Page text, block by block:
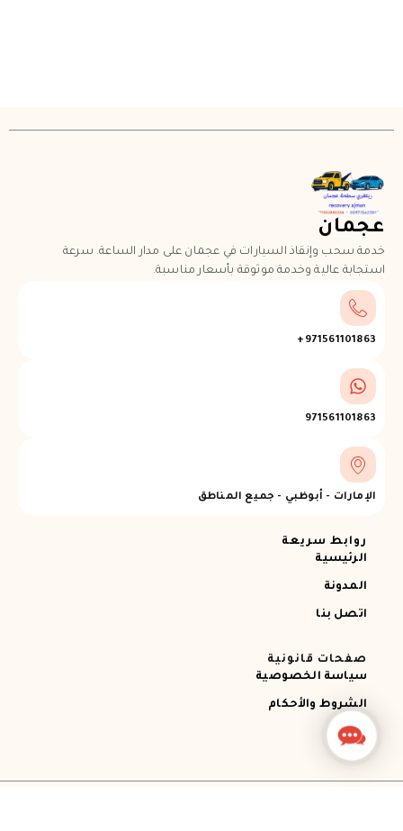
عجمان
خدمة سحب وإنقاذ السيارات في عجمان على مدار الساعة. سرعة
استجابة عالية وخدمة موثوقة بأسعار مناسبة.
971561101863+
971561101863
الإمارات - أبوظبي - جميع المناطق
روابط سريعة
الرئيسية
المدونة
اتصل بنا
صفحات قانونية
سياسة الخصوصية
الشروط والأحكام
Contact
Us